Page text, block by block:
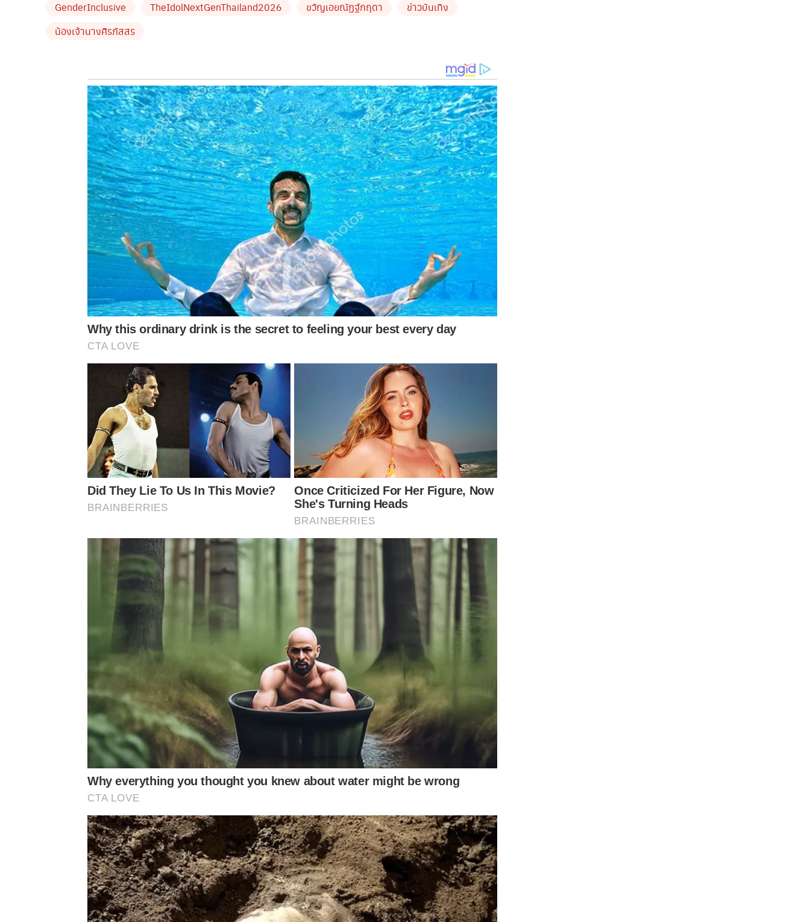
​บรรยากาศภายในงานเต็มไปด้วยความคึกคัก เริ่มต้นด้วยแฟชั่นโชว์สุดตระการตาจากเหล่าผู้เข้าประกวด ตามด้วย
คุณน็อต แม็กซิม (กฤติน จิกิตศิลปิน), คุณเวสป้า อิทธิพล เสนีย์วงศ์ ณ อยุธยา พร้อมไฮไลท์สุดพิเศษกับโชว์จาก
ตะวัน-ภูตะวัน แย้มใสย์ (ตะวัน วง XI) ที่เรียกเสียงกรี๊ดสนั่นฮอลล์
​🏆 สรุปผลการประกาศรางวัลค่ำคืนแห่งเกียรติยศ
​ผู้ที่ฉายแววโดดเด่นและคว้าตำแหน่งในแต่ละรุ่น มีดังนี้:
​รุ่น Teen (เยาวชน)
​รางวัลชนะเลิศ: ขวัญเอย – ณัฏฐ์กฤตา โรจน์รัตนกานต์
​รองชนะเลิศอันดับ 2: วีนัส – วีนัส พงษ์ประสิทธิ์
​รองชนะเลิศอันดับ 3: วินเทอร์ – ณัฏฐ์ธนัน มาสมบูรณ์
​รองชนะเลิศอันดับ 4: เอญ่า – อัญญพัชร์ รุ่งเรืองธนาวงศ์
​รางวัลชนะเลิศ: น้องเจ้านาง – ศิรภัสสร วิริยะศาสตร์
​รองชนะเลิศอันดับ 1: น้องลินา – วรวลัญช์ ชูศรีพัฒน์
​รองชนะเลิศอันดับ 2: น้องมิวสิค – สุพิชชญา ไพรสุวรรณ
​รองชนะเลิศอันดับ 3: น้องโบนัส – ปิ่นปินัทธ์ บุณย์ธราพัฒน์
​รองชนะเลิศอันดับ 4: น้องเจอาร์ – ธนกฤต จักรแก้ว และ น้องจีโอ้ – ธนวิน จักรแก้ว
​รางวัลพิเศษ (Special Awards)
​Sakiso Brand Ambassador Contest 2026: พอร์ช – กันตภณ เจตนาไทกุล และ มายลีณ – อภิรมย์กัลยา ศศิพงศ์
GenderInclusive TheIdolNextGenThailand2026 ขวัญเอยณัฏฐ์กฤตา
ข่าวบันเทิง
น้องเจ้านางศิรภัสสร
Why this ordinary drink is the secret to feeling your best every day
CTA LOVE
Did They Lie To Us In This Movie?
BRAINBERRIES
Once Criticized For Her Figure, Now
She's Turning Heads
BRAINBERRIES
Why everything you thought you knew about water might be wrong
CTA LOVE